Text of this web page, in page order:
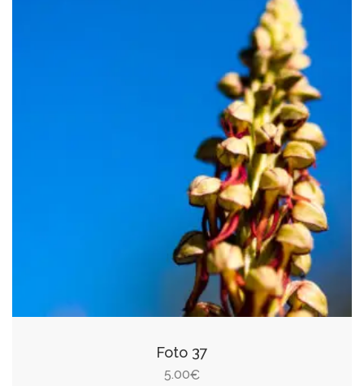
Foto 37
5.00€